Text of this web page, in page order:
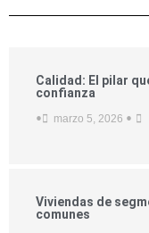
Calidad: El pilar
confianza
• marzo 5, 2026 •
Viviendas de
comunes